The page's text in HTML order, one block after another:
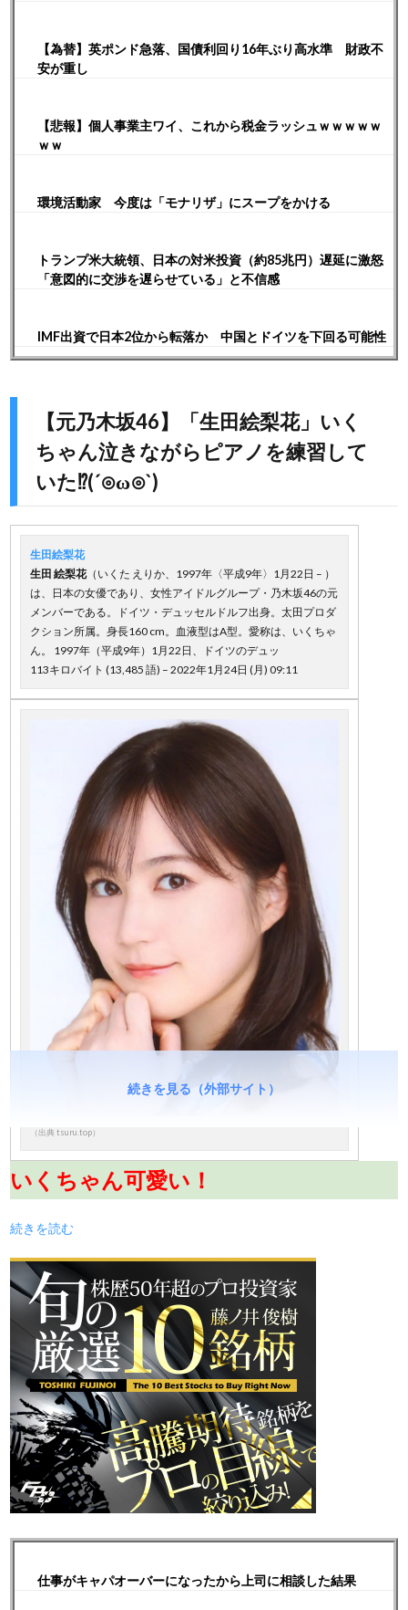
【為替】英ポンド急落、国債利回り16年ぶり高水準 財政不
安が重し
【悲報】個人事業主ワイ、これから税金ラッシュｗｗｗｗｗ
ｗｗ
環境活動家 今度は「モナリザ」にスープをかける
トランプ米大統領、日本の対米投資（約85兆円）遅延に激怒
「意図的に交渉を遅らせている」と不信感
IMF出資で日本2位から転落か 中国とドイツを下回る可能性
【元乃木坂46】「生田絵梨花」いく
ちゃん泣きながらピアノを練習して
いた⁉︎(´⊙ω⊙`)
生田絵梨花
生田 絵梨花（いくた えりか、1997年〈平成9年〉1月22日 – ）
は、日本の女優であり、女性アイドルグループ・乃木坂46の元
メンバーである。ドイツ・デュッセルドルフ出身。太田プロダ
クション所属。身長160 cm。血液型はA型。愛称は、いくちゃ
ん。 1997年（平成9年）1月22日、ドイツのデュッ
113キロバイト (13,485 語) – 2022年1月24日 (月) 09:11
（出典 tsuru.top）
いくちゃん可愛い！
続きを読む
続きを見る（外部サイト）
仕事がキャパオーバーになったから上司に相談した結果